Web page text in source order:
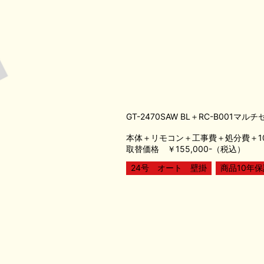
GT-2470SAW BL＋RC-B001マルチ
本体＋リモコン＋工事費＋処分費＋
取替価格 ￥155,000-（税込）
24号 オート 壁掛
商品10年